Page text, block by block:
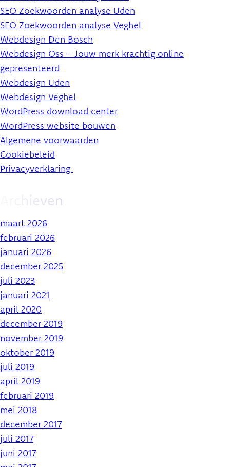
SEO Zoekwoorden analyse Uden
SEO Zoekwoorden analyse Veghel
Webdesign Den Bosch
Webdesign Oss – Jouw merk krachtig online
gepresenteerd
Webdesign Uden
Webdesign Veghel
WordPress download center
WordPress website bouwen
Algemene voorwaarden
Cookiebeleid
Privacyverklaring
Archieven
maart 2026
februari 2026
januari 2026
december 2025
juli 2023
januari 2021
april 2020
december 2019
november 2019
oktober 2019
juli 2019
april 2019
februari 2019
mei 2018
december 2017
juli 2017
juni 2017